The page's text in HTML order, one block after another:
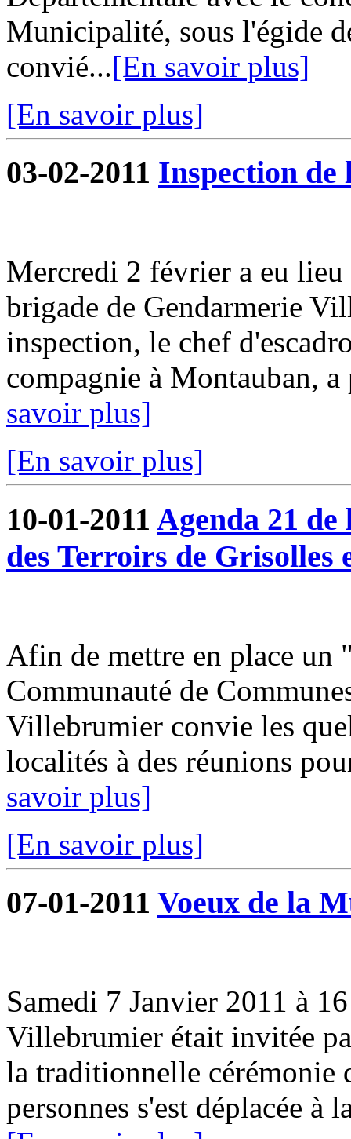
Municipalité, sous l'égide
convié...[En savoir plus]
[En savoir plus]
03-02-2011 Inspection de
Mercredi 2 février a eu
brigade de Gendarmerie
inspection, le chef
compagnie à Montauban,
savoir plus]
[En savoir plus]
10-01-2011 Agenda 21
des Terroirs de
Afin de mettre en place un
Communauté de
Villebrumier convie les
localités à des réunions
savoir plus]
[En savoir plus]
07-01-2011 Voeux de la
Samedi 7 Janvier 2011 à
Villebrumier était invitée
la traditionnelle cérémonie
personnes s'est déplacée à